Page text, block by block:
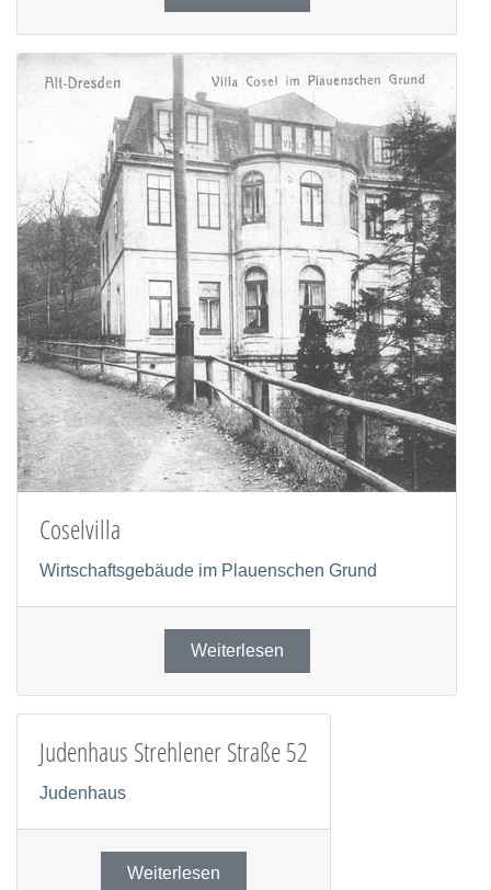
Coselvilla
Wirtschaftsgebäude im Plauenschen Grund
Weiterlesen
Judenhaus Strehlener Straße 52
Judenhaus
Weiterlesen